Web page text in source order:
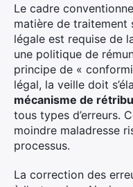
Le cadre
matière de traitement
légale est requise de
une politique de
principe de «
légal, la veille doit
mécanisme de
tous types d’erreurs.
moindre maladresse
processus.
La correction des